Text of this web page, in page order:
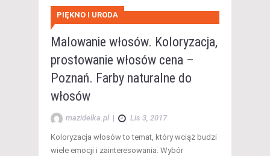
PIĘKNO I URODA
Malowanie włosów. Koloryzacja,
prostowanie włosów cena –
Poznań. Farby naturalne do
włosów
mazidelka.pl | Lis 3, 2017
Koloryzacja włosów to temat, który wciąż budzi
wiele emocji i zainteresowania. Wybór